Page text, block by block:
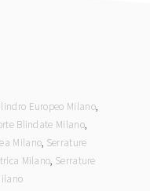
Europeo Milano,
Blindate Milano,
Milano, Serrature
Milano, Serrature